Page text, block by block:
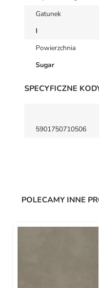
Gatunek
I
Powierzchnia
Sugar
SPECYFICZNE
5901750710506
POLECAMY INNE